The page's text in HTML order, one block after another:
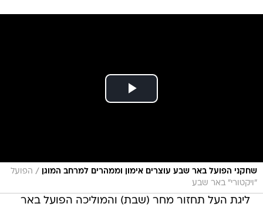
שחקני הפועל באר שבע עוצרים אימון וממהרים למרחב המוגן / הפועל
״ויקטורי״ באר שבע
ליגת העל תחזור מחר (שבת) והמוליכה הפועל באר